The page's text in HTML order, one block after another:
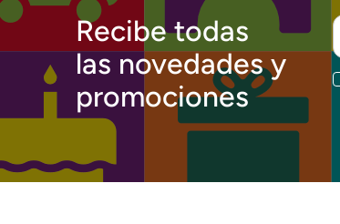
Recibe todas
las novedades y
promociones